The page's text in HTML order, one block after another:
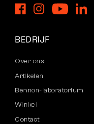
BEDRIJF
Over ons
Artikelen
Bennon-laboratorium
Winkel
Contact